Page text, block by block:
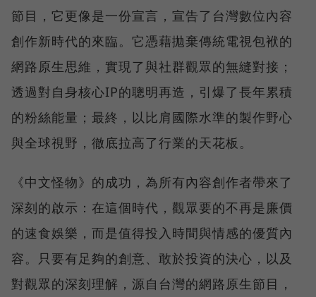
節目，它更像是一份宣言，宣告了台灣數位內容
創作新時代的來臨。它憑藉拋棄傳統電視包袱的
網路原生思維，實現了與社群觀眾的無縫對接；
透過對自身核心IP的聰明再造，引爆了長年累積
的粉絲能量；最終，以比肩國際水準的製作野心
與全球視野，徹底拉高了行業的天花板。
《中文怪物》的成功，為所有內容創作者帶來了
深刻的啟示：在這個時代，觀眾要的不再是廉價
的速食娛樂，而是值得投入時間與情感的優質內
容。只要有足夠的創意、敢於投資的決心，以及
對觀眾的深刻理解，源自台灣的網路原生節目，